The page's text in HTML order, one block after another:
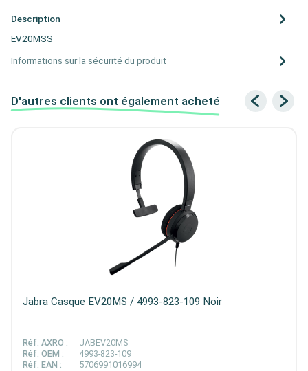
Description
EV20MSS
Informations sur la sécurité du produit
D'autres clients ont également acheté
Jabra Casque EV20MS / 4993-823-109 Noir
Réf. AXRO :
JABEV20MS
Réf. OEM :
4993-823-109
Réf. EAN :
5706991016994